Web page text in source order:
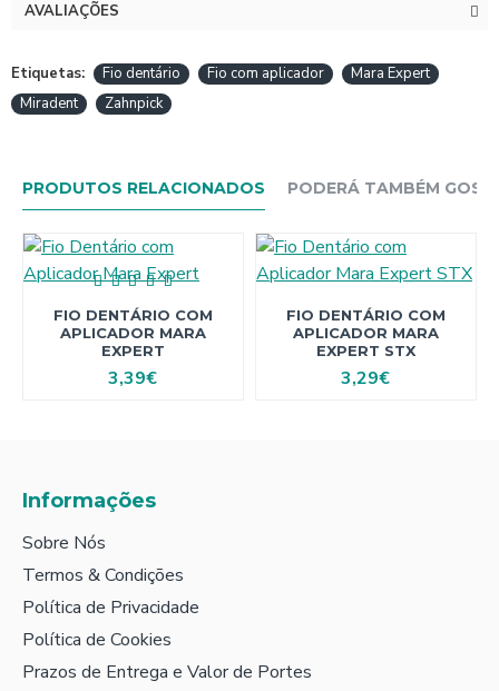
AVALIAÇÕES
Etiquetas: Fio dentário Fio com aplicador
Mara Expert
Miradent
Zahnpick
PRODUTOS RELACIONADOS PODERÁ TAMBÉM
FIO DENTÁRIO COM
APLICADOR MARA
EXPERT
3,39€
FIO DENTÁRIO COM
APLICADOR MARA
EXPERT STX
3,29€
Informações
Sobre Nós
Termos & Condições
Política de Privacidade
Política de Cookies
Prazos de Entrega e Valor de Portes